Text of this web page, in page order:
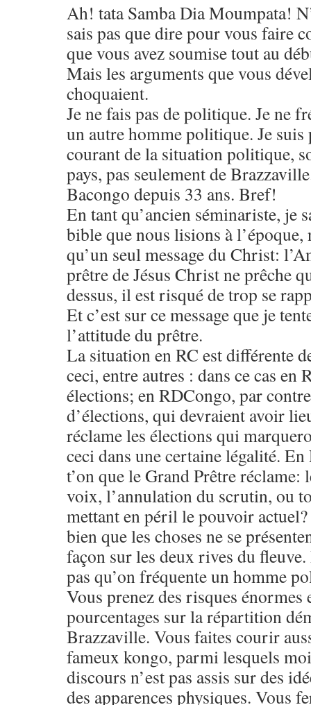
Ah! tata Samba Dia Moumpata!
sais pas que dire pour vous faire
que vous avez soumise tout au
Mais les arguments que vous
choquaient.
Je ne fais pas de politique. Je ne
un autre homme politique. Je suis
courant de la situation politique,
pays, pas seulement de
Bacongo depuis 33 ans. Bref!
En tant qu’ancien séminariste, je
bible que nous lisions à l’époque,
qu’un seul message du Christ:
prêtre de Jésus Christ ne prêche
dessus, il est risqué de trop se
Et c’est sur ce message que je
l’attitude du prêtre.
La situation en RC est différente
ceci, entre autres : dans ce cas en
élections; en RDCongo, par
d’élections, qui devraient avoir
réclame les élections qui
ceci dans une certaine légalité.
t’on que le Grand Prêtre réclame:
voix, l’annulation du scrutin, ou
mettant en péril le pouvoir
bien que les choses ne se
façon sur les deux rives du
pas qu’on fréquente un homme
Vous prenez des risques énormes
pourcentages sur la répartition
Brazzaville. Vous faites courir
fameux kongo, parmi lesquels
discours n’est pas assis sur des
des apparences physiques. Vous